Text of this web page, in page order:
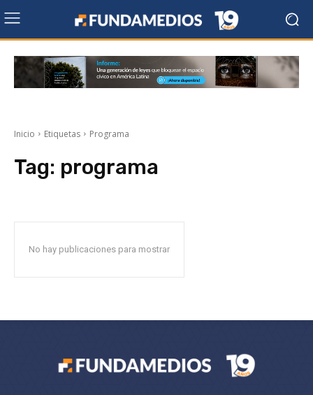
Inicio Etiquetas Programa
Tag: programa
No hay publicaciones para mostrar